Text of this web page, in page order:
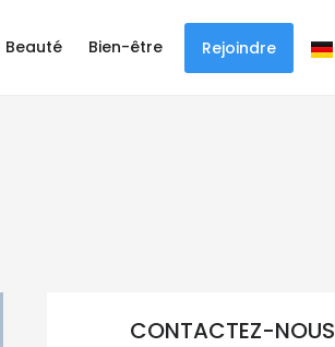
Beauté Bien-être Rejoindre
CONTACTEZ-NOUS